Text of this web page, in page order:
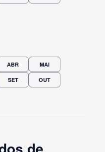
ABR MAI
SET OUT